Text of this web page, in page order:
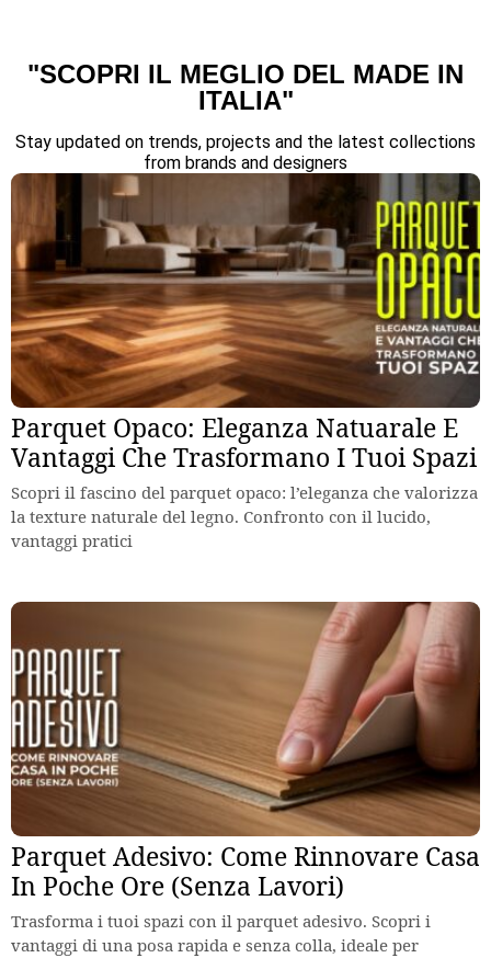
"SCOPRI IL MEGLIO DEL MADE IN
ITALIA"
Stay updated on trends, projects and the latest collections
from brands and designers
Parquet Opaco: Eleganza Natuarale E
Vantaggi Che Trasformano I Tuoi Spazi
Scopri il fascino del parquet opaco: l’eleganza che valorizza
la texture naturale del legno. Confronto con il lucido,
vantaggi pratici
Parquet Adesivo: Come Rinnovare Casa
In Poche Ore (Senza Lavori)
Trasforma i tuoi spazi con il parquet adesivo. Scopri i
vantaggi di una posa rapida e senza colla, ideale per